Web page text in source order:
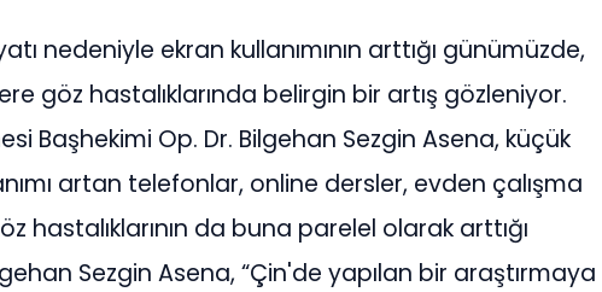
nedeniyle ekran kullanımının arttığı günümüzde,
göz hastalıklarında belirgin bir artış gözleniyor.
Başhekimi Op. Dr. Bilgehan Sezgin Asena, küçük
artan telefonlar, online dersler, evden çalışma
hastalıklarının da buna parelel olarak arttığı
Sezgin Asena, “Çin'de yapılan bir araştırmaya